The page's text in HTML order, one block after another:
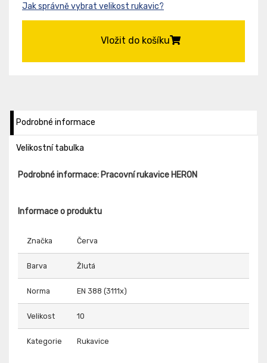
Jak správně vybrat velikost rukavic?
Vložit do košíku
Podrobné informace
Velikostní tabulka
Podrobné informace: Pracovní rukavice HERON
Informace o produktu
Značka Červa
Barva Žlutá
Norma EN 388 (3111x)
Velikost 10
Kategorie Rukavice